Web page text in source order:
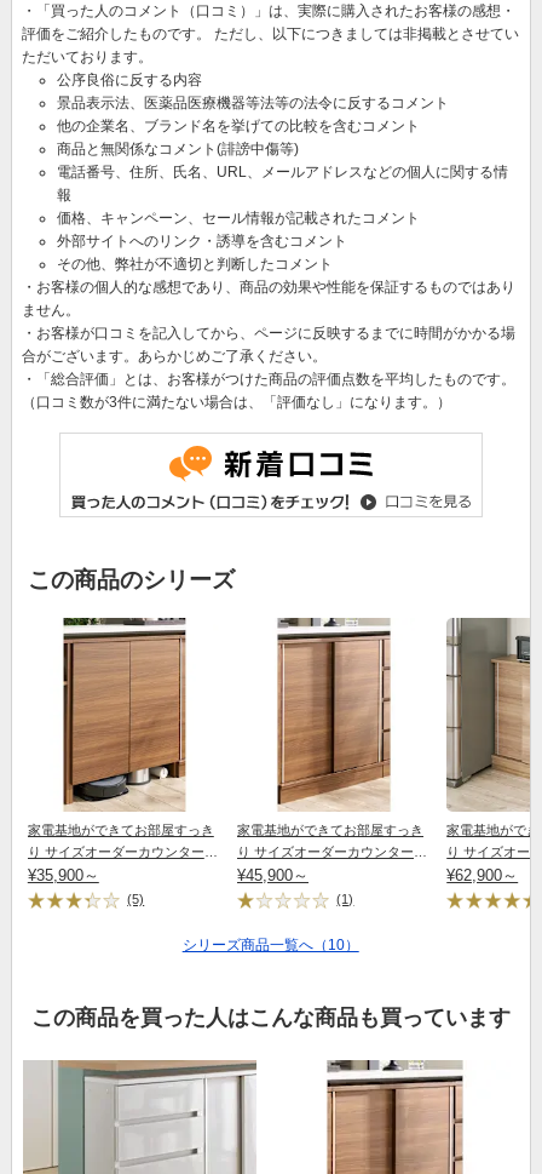
・「買った人のコメント（口コミ）」は、実際に購入されたお客様の感想・
評価をご紹介したものです。 ただし、以下につきましては非掲載とさせてい
ただいております。
公序良俗に反する内容
景品表示法、医薬品医療機器等法等の法令に反するコメント
他の企業名、ブランド名を挙げての比較を含むコメント
商品と無関係なコメント(誹謗中傷等)
電話番号、住所、氏名、URL、メールアドレスなどの個人に関する情
報
価格、キャンペーン、セール情報が記載されたコメント
外部サイトへのリンク・誘導を含むコメント
その他、弊社が不適切と判断したコメント
・お客様の個人的な感想であり、商品の効果や性能を保証するものではあり
ません。
・お客様が口コミを記入してから、ページに反映するまでに時間がかかる場
合がございます。あらかじめご了承ください。
・「総合評価」とは、お客様がつけた商品の評価点数を平均したものです。
（口コミ数が3件に満たない場合は、「評価なし」になります。）
この商品のシリーズ
家電基地ができてお部屋すっき
り サイズオーダーカウンター下
収納庫 扉付き 幅30～80cm・奥
行25cm・高さ60～100cm
¥35,900～
(5)
家電基地ができてお部屋すっき
り サイズオーダーカウンター下
収納庫 引き戸 幅90cm・奥行
25cm・高さ60～100cm
¥45,900～
(1)
家電基地がで
り サイズオー
収納庫 引き戸
25cm・高さ60
¥62,900～
シリーズ商品一覧へ（10）
この商品を買った人はこんな商品も買っています